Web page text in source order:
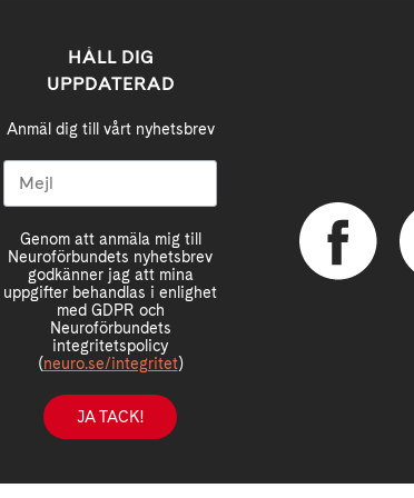
HÅLL DIG
UPPDATERAD
Anmäl dig till vårt nyhetsbrev
Genom att anmäla mig till
Neuroförbundets nyhetsbrev
godkänner jag att mina
uppgifter behandlas i enlighet
med GDPR och
Neuroförbundets
integritetspolicy
(neuro.se/integritet)
JA TACK!